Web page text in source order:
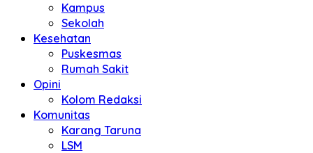
Kampus
Sekolah
Kesehatan
Puskesmas
Rumah Sakit
Opini
Kolom Redaksi
Komunitas
Karang Taruna
LSM